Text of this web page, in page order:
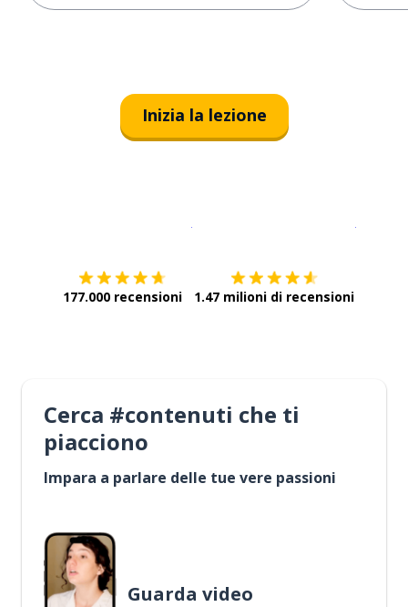
Inizia la lezione
177.000 recensioni 1.47 milioni di recensioni
Cerca #contenuti che ti
piacciono
Impara a parlare delle tue vere passioni
Guarda video